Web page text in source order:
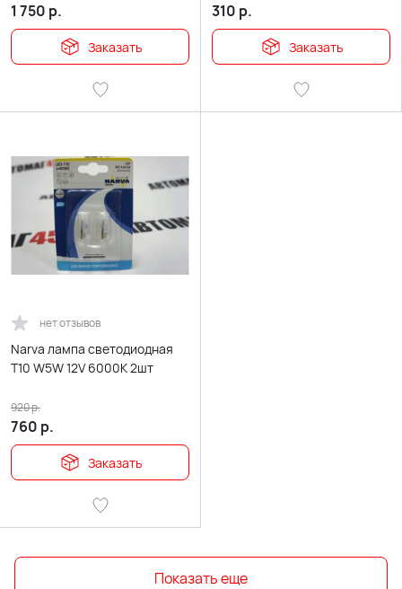
1 750 р.
Заказать
310 р.
Заказать
нет отзывов
Narva лампа светодиодная
T10 W5W 12V 6000K 2шт
760 р.
920р.
Заказать
Показать еще